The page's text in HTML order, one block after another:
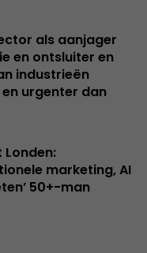
als aanjager
en ontsluiter en
industrieën
urgenter dan
marketing, AI
50+-man